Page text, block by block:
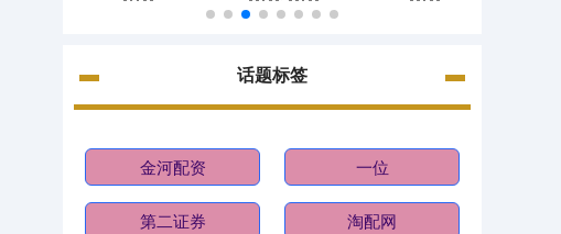
话题标签
金河配资 一位
第二证券 淘配网